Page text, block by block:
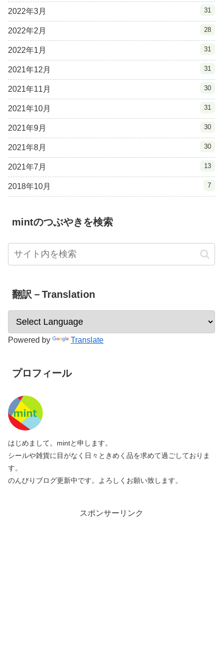
2022年3月 31
2022年2月 28
2022年1月 31
2021年12月 31
2021年11月 30
2021年10月 31
2021年9月 30
2021年8月 30
2021年7月 13
2018年10月 7
mintのつぶやきを検索
翻訳－Translation
Powered by Translate
プロフィール
はじめまして。mintと申します。
シールや雑貨に目がなく日々ときめく品を求めて過ごしておりま
す。
のんびりブログ更新中です。よろしくお願い致します。
スポンサーリンク